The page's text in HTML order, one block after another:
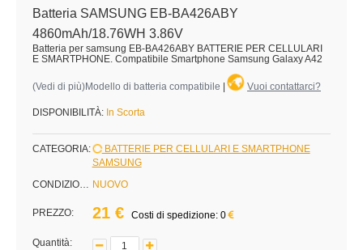
Batteria SAMSUNG EB-BA426ABY
4860mAh/18.76WH 3.86V
Batteria per samsung EB-BA426ABY BATTERIE PER CELLULARI
E SMARTPHONE. Compatibile Smartphone Samsung Galaxy A42
(Vedi di più)Modello di batteria compatibile Vuoi contattarci?
DISPONIBILITÀ: In Scorta
CATEGORIA:
BATTERIE PER CELLULARI E SMARTPHONE
SAMSUNG
CONDIZIONE: NUOVO
PREZZO: 21 € Costi di spedizione: 0
Quantità: